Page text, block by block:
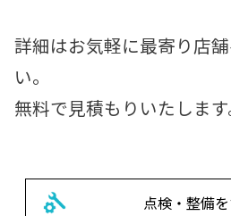
詳細はお気軽に最寄り店
い。
無料で見積もりいたします
点検・整備